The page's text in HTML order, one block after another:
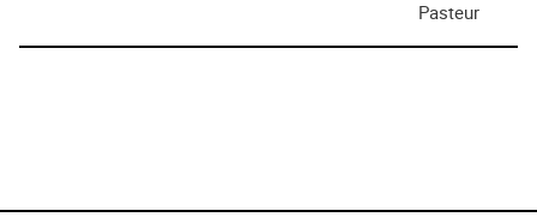
Pasteur